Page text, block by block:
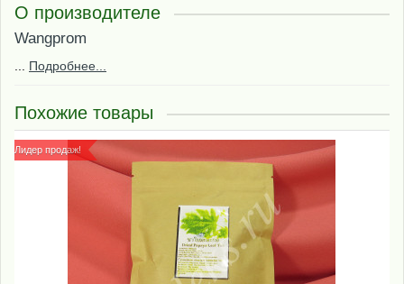
О производителе
Wangprom
Подробнее...
Похожие товары
Лидер продаж!